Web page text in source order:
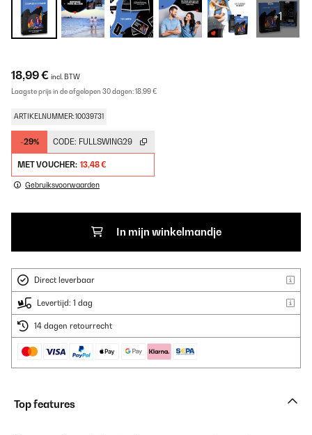
+1
18,99 € incl. BTW
Laagste prijs in de afgelopen 30 dagen:18,99 €
ARTIKELNUMMER: 10039731
-29% CODE: FULLSWING29
MET VOUCHER: 13,48 €
Gebruiksvoorwaarden
In mijn winkelmandje
Direct leverbaar
Levertijd: 1 dag
14 dagen retourrecht
Top features